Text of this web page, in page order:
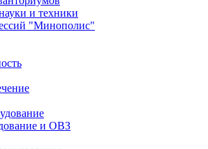
и техники
"Минополис"
и ОВЗ